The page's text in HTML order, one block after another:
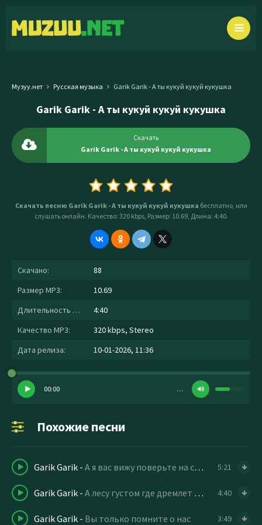
Музуу.нет Русская музыка Garik Garik - А ты кукуй кукуй кукушка
Garik Garik - А ты кукуй кукуй кукушка
Скачать
Garik Garik - А ты кукуй кукуй кукушка
Скачать песню Garik Garik - А ты кукуй кукуй кукушка бесплатно, или
слушать онлайн. Качество: 320 kbps, Размер: 10.69, Длина: 4:40.
Скачано:
88
Размер MP3:
10.69
Длительность MP3:
4:40
Качество MP3:
320 kbps, Stereo
Дата релиза:
10-01-2026, 11:36
00:00 …
Похожие песни
Garik Garik - А я вас вижу поверьте на сквозь 5:21
Garik Garik - А лесу густом где дремлет тишина 4:40
Garik Garik - Вы только помните о нас 3:49